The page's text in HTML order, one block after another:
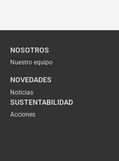
NOSOTROS
Nuestro equipo
NOVEDADES
Noticias
SUSTENTABILIDAD
Acciones